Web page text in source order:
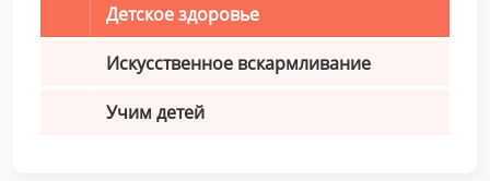
Детское здоровье
Искусственное вскармливание
Учим детей